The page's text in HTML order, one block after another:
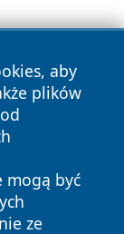
aby
plików
mogą być
ze
Polityka